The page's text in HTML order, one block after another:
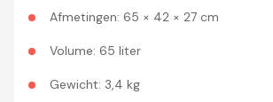
Afmetingen: 65 × 42 × 27 cm
Volume: 65 liter
Gewicht: 3,4 kg